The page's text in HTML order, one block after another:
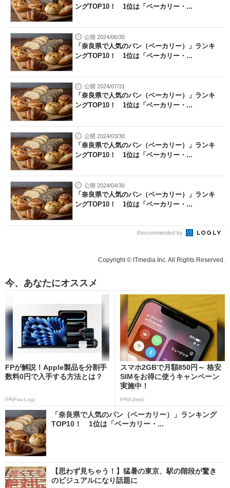
ングTOP10！ 1位は「ベーカリー・...
公開 2024/06/30
「奈良県で人気のパン（ベーカリー）」ランキ
ングTOP10！ 1位は「ベーカリー・...
公開 2024/07/31
「奈良県で人気のパン（ベーカリー）」ランキ
ングTOP10！ 1位は「ベーカリー・...
公開 2024/03/30
「奈良県で人気のパン（ベーカリー）」ランキ
ングTOP10！ 1位は「ベーカリー・...
公開 2024/04/30
「奈良県で人気のパン（ベーカリー）」ランキ
ングTOP10！ 1位は「ベーカリー・...
Recommended by
Copyright © ITmedia Inc. All Rights Reserved.
今、あなたにオススメ
FPが解説！Apple製品を分割手
数料0円で入手する方法とは？
PR(Fav-Log)
スマホ2GBで月額850円～ 格安
SIMをお得に使うキャンペーン
実施中！
PR(IIJmio)
「奈良県で人気のパン（ベーカリー）」ランキング
TOP10！ 1位は「ベーカリー・...
【思わず見ちゃう！】猛暑の東京、駅の階段が驚き
のビジュアルになり話題に